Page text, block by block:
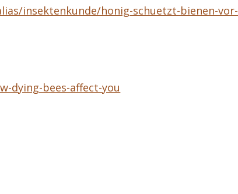
insektenkunde/honig-schuetzt-bienen-vor-
dying-bees-affect-you